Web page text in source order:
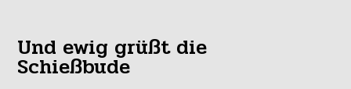
Und ewig grüßt die
Schießbude